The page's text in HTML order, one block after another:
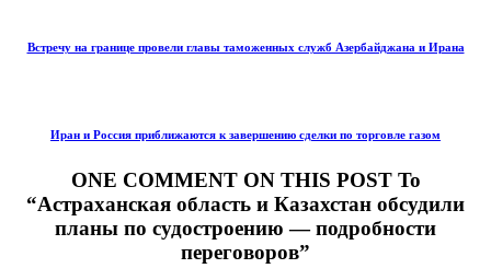
Встречу на границе провели главы таможенных служб Азербайджана и Ирана
Иран и Россия приближаются к завершению сделки по торговле газом
ONE COMMENT ON THIS POST To
“Астраханская область и Казахстан обсудили
планы по судостроению — подробности
переговоров”